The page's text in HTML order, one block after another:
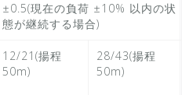
±0.5(現在の負荷 ±10% 以内の状
態が継続する場合)
12/21(揚程
50m)
28/43(揚程
50m)